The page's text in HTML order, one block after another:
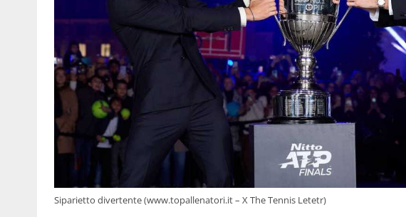
Siparietto divertente (www.topallenatori.it – X The Tennis Letetr)